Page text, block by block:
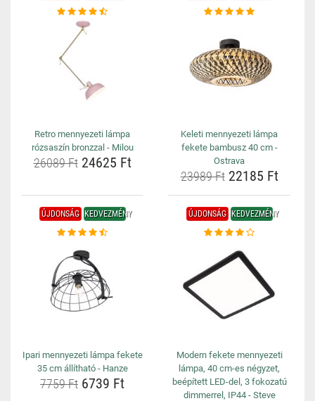
Retro mennyezeti lámpa
rózsaszín bronzzal - Milou
26089 Ft24625 Ft
Keleti mennyezeti lámpa
fekete bambusz 40 cm -
Ostrava
23989 Ft22185 Ft
ÚJDONSÁG KEDVEZMÉNY
Ipari mennyezeti lámpa fekete
35 cm állítható - Hanze
7759 Ft 6739 Ft
ÚJDONSÁG KEDVEZMÉNY
Modern fekete mennyezeti
lámpa, 40 cm-es négyzet,
beépített LED-del, 3 fokozatú
dimmerrel, IP44 - Steve